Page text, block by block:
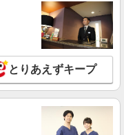
とりあえずキープ